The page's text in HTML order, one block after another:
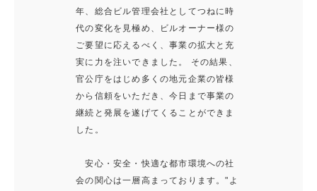
年、総合ビル管理会社としてつねに時
代の変化を見極め、ビルオーナー様の
ご要望に応えるべく、事業の拡大と充
実に力を注いできました。 その結果、
官公庁をはじめ多くの地元企業の皆様
から信頼をいただき、今日まで事業の
継続と発展を遂げてくることができま
した。
安心・安全・快適な都市環境への社
会の関心は一層高まっております。"よ